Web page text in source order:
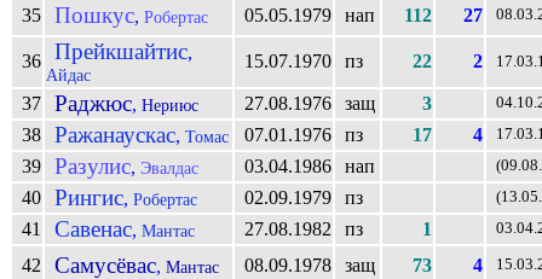
35 Пошкус, Робертас 05.05.1979 нап 112 27
36 Прейкшайтис,
Айдас
15.07.1970 пз 22 2
37 Раджюс, Нериюс 27.08.1976 защ 3
38 Ражанаускас, Томас 07.01.1976 пз 17 4
39 Разулис, Эвалдас 03.04.1986 нап
40 Рингис, Робертас 02.09.1979 пз
41 Савенас, Мантас 27.08.1982 пз 1
42 Самусёвас, Мантас 08.09.1978 защ 73 4